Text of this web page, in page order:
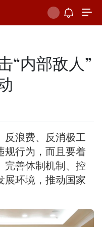
“内部敌人”
反浪费、反消极工
规行为，而且要着
完善体制机制、控
展环境，推动国家